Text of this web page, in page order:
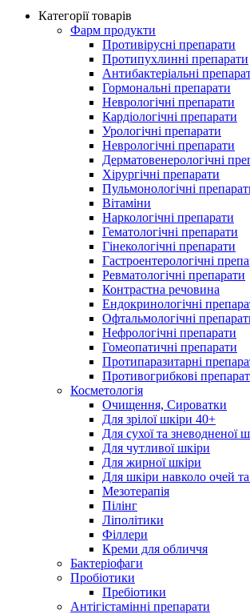
Категорії товарів
Фарм продукти
Противірусні препарати
Протипухлинні препарати
Антибактеріальні
Гормональні препарати
Неврологічні препарати
Кардіологічні препарати
Урологічні препарати
Неврологічні препарати
Дерматовенерологічні
Хірургічні препарати
Пульмонологічні
Вітаміни
Наркологічні препарати
Гематологічні препарати
Гінекологічні препарати
Гастроентерологічні
Ревматологічні препарати
Контрастна речовина
Eндокринологічні
Офтальмологічні
Нефрологічні препарати
Гомеопатичні препарати
Протипаразитарні
Противогрибкові
Косметологія
Очищення, Сироватки
Для зрілої шкіри 40+
Для сухої та зневодненої
Для чутливої шкіри
Для жирної шкіри
Для шкіри навколо очей та
Мезотерапія
Пілінг
Ліполітики
Філлери
Креми для обличчя
Бактеріофаги
Пробіотики
Пребіотики
Антігістамінні препарати